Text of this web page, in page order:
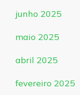
junho 2025
maio 2025
abril 2025
fevereiro 2025